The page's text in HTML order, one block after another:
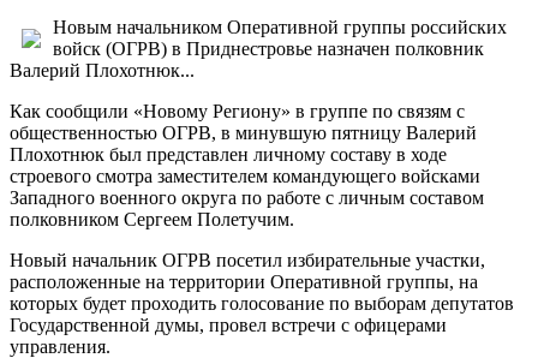
Новым начальником Оперативной группы российских
войск (ОГРВ) в Приднестровье назначен полковник
Валерий Плохотнюк...
Как сообщили «Новому Региону» в группе по связям с
общественностью ОГРВ, в минувшую пятницу Валерий
Плохотнюк был представлен личному составу в ходе
строевого смотра заместителем командующего войсками
Западного военного округа по работе с личным составом
полковником Сергеем Полетучим.
Новый начальник ОГРВ посетил избирательные участки,
расположенные на территории Оперативной группы, на
которых будет проходить голосование по выборам депутатов
Государственной думы, провел встречи с офицерами
управления.